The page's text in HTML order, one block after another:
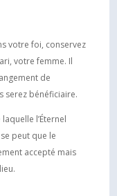
votre foi, conservez
votre femme. Il
de
serez bénéficiaire.
l’Éternel
peut que le
accepté mais